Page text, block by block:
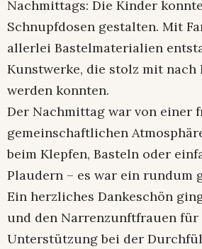
Nachmittags: Die Kinder
Schnupfdosen gestalten. Mit
allerlei Bastelmaterialien
Kunstwerke, die stolz mit nach
werden konnten.
Der Nachmittag war von einer
gemeinschaftlichen
beim Klepfen, Basteln oder
Plaudern – es war ein rundum
Ein herzliches Dankeschön
und den Narrenzunftfrauen
Unterstützung bei der